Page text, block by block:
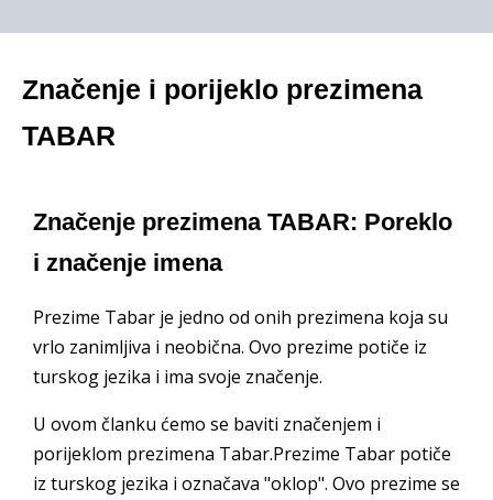
Značenje i porijeklo prezimena
TABAR
Značenje prezimena TABAR: Poreklo
i značenje imena
Prezime Tabar je jedno od onih prezimena koja su
vrlo zanimljiva i neobična. Ovo prezime potiče iz
turskog jezika i ima svoje značenje.
U ovom članku ćemo se baviti značenjem i
porijeklom prezimena Tabar.Prezime Tabar potiče
iz turskog jezika i označava "oklop". Ovo prezime se